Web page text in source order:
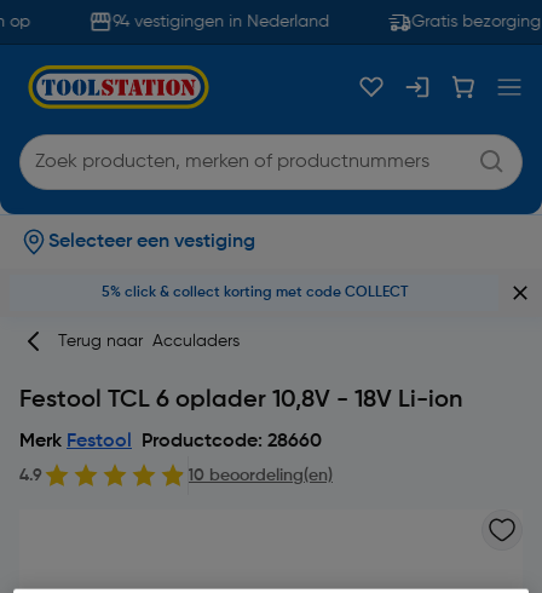
94 vestigingen in Nederland Gratis bezorging
Selecteer een vestiging
5% click & collect korting met code COLLECT
Terug naar Acculaders
Festool TCL 6 oplader 10,8V - 18V Li-ion
Merk Festool Productcode: 28660
4.9 10 beoordeling(en)